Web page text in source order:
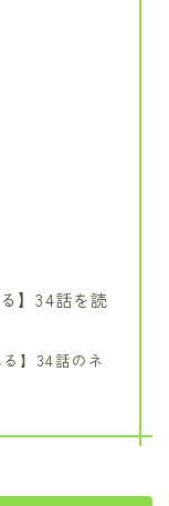
】34話を読
】34話のネ